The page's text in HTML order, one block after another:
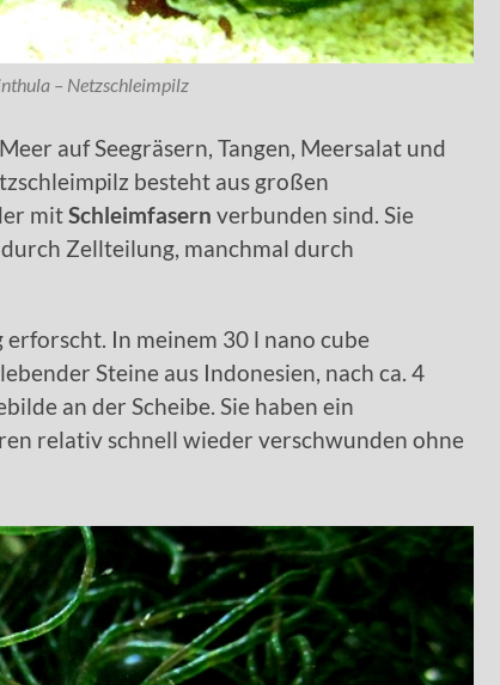
– Netzschleimpilz
auf Seegräsern, Tangen, Meersalat und
besteht aus großen
mitSchleimfasern verbunden sind. Sie
durch Zellteilung, manchmal durch
In meinem 30 l nano cube
Steine aus Indonesien, nach ca. 4
an der Scheibe. Sie haben ein
relativ schnell wieder verschwunden ohne